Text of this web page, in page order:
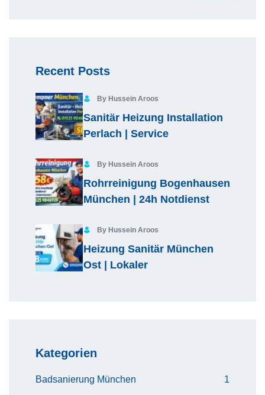
Recent Posts
By Hussein Aroos
Sanitär Heizung Installation
Perlach | Service
By Hussein Aroos
Rohrreinigung Bogenhausen
München | 24h Notdienst
By Hussein Aroos
Heizung Sanitär München
Ost | Lokaler
Kategorien
Badsanierung München 1